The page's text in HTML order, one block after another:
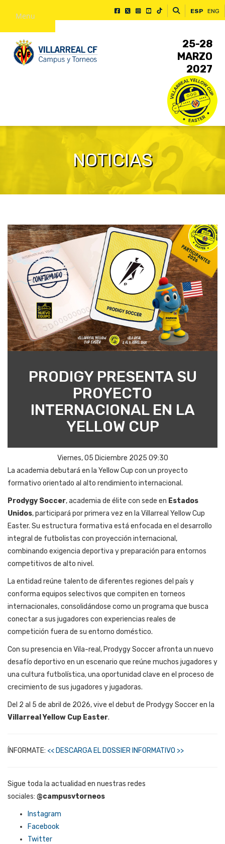
Menu ESP ENG
25-28
MARZO
2027
NOTICIAS
PRODIGY PRESENTA SU
PROYECTO
INTERNACIONAL EN LA
YELLOW CUP
Viernes, 05 Diciembre 2025 09:30
La academia debutará en la Yellow Cup con un proyecto
formativo orientado al alto rendimiento internacional.
Prodygy Soccer, academia de élite con sede en Estados
Unidos, participará por primera vez en la Villarreal Yellow Cup
Easter. Su estructura formativa está enfocada en el desarrollo
integral de futbolistas con proyección internacional,
combinando exigencia deportiva y preparación para entornos
competitivos de alto nivel.
La entidad reúne talento de diferentes regiones del país y
conforma equipos selectivos que compiten en torneos
internacionales, consolidándose como un programa que busca
conectar a sus jugadores con experiencias reales de
competición fuera de su entorno doméstico.
Con su presencia en Vila-real, Prodygy Soccer afronta un nuevo
desafío deportivo en un escenario que reúne muchos jugadores y
una cultura futbolística, una oportunidad clave en el proceso de
crecimiento de sus jugadores y jugadoras.
Del 2 al 5 de abril de 2026, vive el debut de Prodygy Soccer en la
Villarreal Yellow Cup Easter.
ÍNFORMATE: << DESCARGA EL DOSSIER INFORMATIVO >>
Sigue toda la actualidad en nuestras redes
sociales: @campusvtorneos
Instagram
Facebook
Twitter